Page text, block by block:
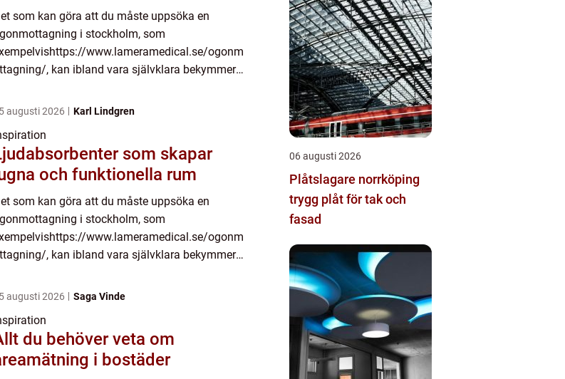
som kan göra att du måste uppsöka en
i stockholm, som
www.lameramedical.se/ogonm
, kan ibland vara självklara bekymmer.
augusti 2026 Karl Lindgren
som skapar
och funktionella rum
som kan göra att du måste uppsöka en
i stockholm, som
www.lameramedical.se/ogonm
, kan ibland vara självklara bekymmer.
augusti 2026 Saga Vinde
du behöver veta om
i bostäder
06 augusti 2026
Plåtslagare norrköping
trygg plåt för tak och
fasad